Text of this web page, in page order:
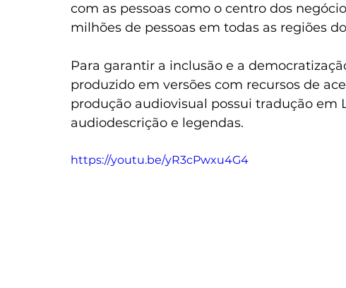
com as pessoas como o centro dos
milhões de pessoas em todas as regiões
Para garantir a inclusão e a
produzido em versões com recursos de
produção audiovisual possui tradução em
audiodescrição e legendas.
https://youtu.be/yR3cPwxu4G4